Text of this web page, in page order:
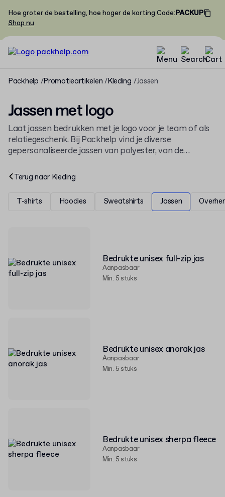
Hoe groter de bestelling, hoe hoger de korting Code:PACKUP
Shop nu
Packhelp Promotieartikelen Kleding Jassen
Jassen met logo
Laat jassen bedrukken met je logo voor je team of als
relatiegeschenk. Bij Packhelp vind je diverse
gepersonaliseerde jassen van polyester, van de
fleecemodellen. Ontdek onze volledige collectie
met logo
Terug naar Kleding
T-shirts Hoodies Sweatshirts Jassen
Bedrukte unisex full-zip jas
Aanpasbaar
Min. 5 stuks
Bedrukte unisex anorak jas
Aanpasbaar
Min. 5 stuks
Bedrukte unisex sherpa fleece
Aanpasbaar
Min. 5 stuks